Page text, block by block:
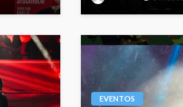
EVENTOS